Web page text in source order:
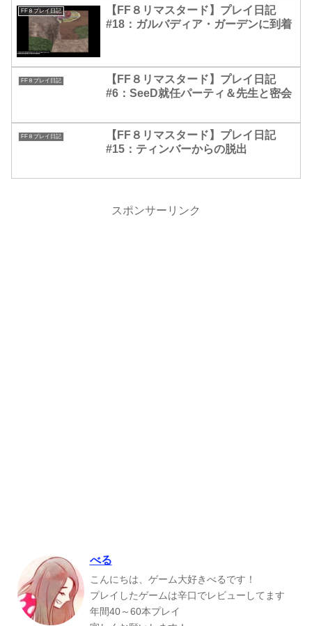
FF８プレイ日記
【FF８リマスタード】プレイ日記
#18：ガルバディア・ガーデンに到着
FF８プレイ日記
【FF８リマスタード】プレイ日記
#6：SeeD就任パーティ＆先生と密会
FF８プレイ日記
【FF８リマスタード】プレイ日記
#15：ティンバーからの脱出
スポンサーリンク
べる
こんにちは、ゲーム大好きべるです！
プレイしたゲームは辛口でレビューしてます
年間40～60本プレイ